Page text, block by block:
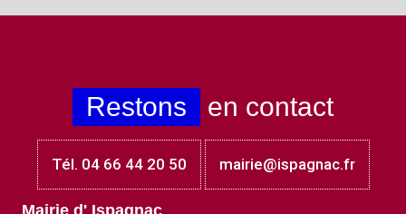
Restons en contact
Tél. 04 66 44 20 50 mairie@ispagnac.fr
Mairie d' Ispagnac